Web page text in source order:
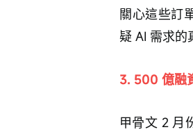
關心這些訂
疑 AI 需求的
3. 500 億融
甲骨文 2 月